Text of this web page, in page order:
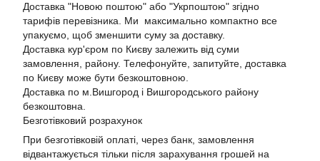
Доставка "Новою поштою" або "Укрпоштою" згідно
тарифів перевізника. Ми максимально компактно все
упакуємо, щоб зменшити суму за доставку.
Доставка кур'єром по Києву залежить від суми
замовлення, району. Телефонуйте, запитуйте, доставка
по Києву може бути безкоштовною.
Доставка по м.Вишгород і Вишгородського району
безкоштовна.
Безготівковий розрахунок
При безготівковій оплаті, через банк, замовлення
відвантажується тільки після зарахування грошей на